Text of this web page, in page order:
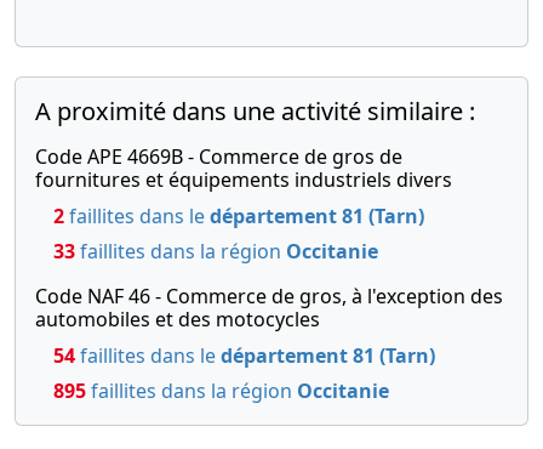
A proximité dans une activité similaire :
Code APE 4669B - Commerce de gros de
fournitures et équipements industriels divers
2faillites dans ledépartement 81 (Tarn)
33faillites dans la région Occitanie
Code NAF 46 - Commerce de gros, à l'exception des
automobiles et des motocycles
54faillites dans ledépartement 81 (Tarn)
895faillites dans la région Occitanie